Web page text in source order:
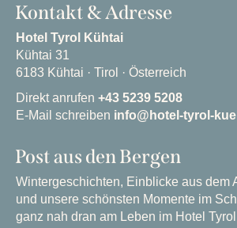
Kontakt & Adresse
Hotel Tyrol Kühtai
Kühtai 31
6183 Kühtai · Tirol · Österreich
Direkt anrufen +43 5239 5208
E-Mail schreiben info@hotel-tyrol-
Post aus den Bergen
Wintergeschichten, Einblicke aus dem
und unsere schönsten Momente im
ganz nah dran am Leben im Hotel